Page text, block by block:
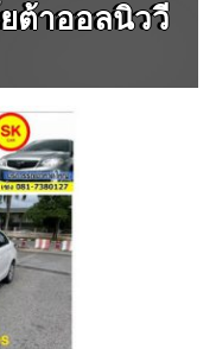
ต้าออลนิววี